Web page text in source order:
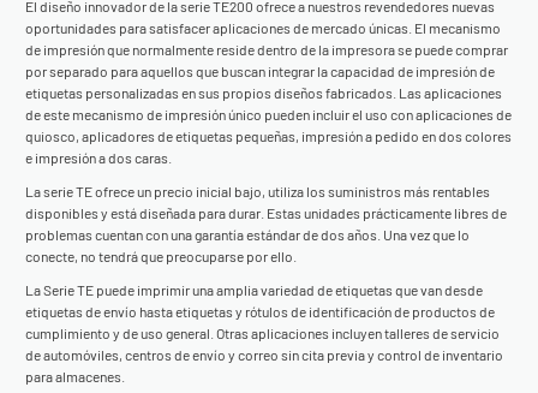
El diseño innovador de la serie TE200 ofrece a nuestros revendedores nuevas
oportunidades para satisfacer aplicaciones de mercado únicas. El mecanismo
de impresión que normalmente reside dentro de la impresora se puede comprar
por separado para aquellos que buscan integrar la capacidad de impresión de
etiquetas personalizadas en sus propios diseños fabricados. Las aplicaciones
de este mecanismo de impresión único pueden incluir el uso con aplicaciones de
quiosco, aplicadores de etiquetas pequeñas, impresión a pedido en dos colores
e impresión a dos caras.
La serie TE ofrece un precio inicial bajo, utiliza los suministros más rentables
disponibles y está diseñada para durar. Estas unidades prácticamente libres de
problemas cuentan con una garantía estándar de dos años. Una vez que lo
conecte, no tendrá que preocuparse por ello.
La Serie TE puede imprimir una amplia variedad de etiquetas que van desde
etiquetas de envío hasta etiquetas y rótulos de identificación de productos de
cumplimiento y de uso general. Otras aplicaciones incluyen talleres de servicio
de automóviles, centros de envío y correo sin cita previa y control de inventario
para almacenes.